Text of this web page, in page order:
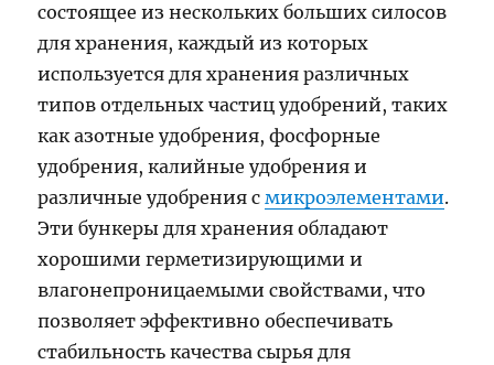
состоящее из нескольких больших силосов
для хранения, каждый из которых
используется для хранения различных
типов отдельных частиц удобрений, таких
как азотные удобрения, фосфорные
удобрения, калийные удобрения и
различные удобрения смикроэлементами.
Эти бункеры для хранения обладают
хорошими герметизирующими и
влагонепроницаемыми свойствами, что
позволяет эффективно обеспечивать
стабильность качества сырья для